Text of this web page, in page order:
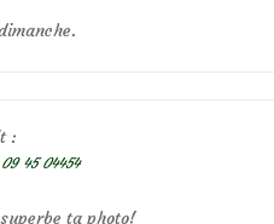
:
45 04454
ta photo!